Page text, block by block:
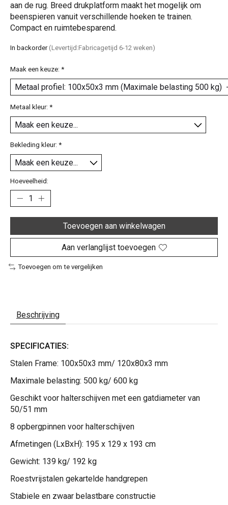
aan de rug. Breed drukplatform maakt het mogelijk om
beenspieren vanuit verschillende hoeken te trainen.
Compact en ruimtebesparend.
In backorder (Levertijd:Fabricagetijd 6-12 weken)
Maak een keuze: *
Metaal kleur: *
Bekleding kleur: *
Hoeveelheid:
Toevoegen aan winkelwagen
Aan verlanglijst toevoegen
Toevoegen om te vergelijken
Beschrijving
SPECIFICATIES:
Stalen Frame: 100x50x3 mm/ 120x80x3 mm
Maximale belasting: 500 kg/ 600 kg
Geschikt voor halterschijven met een gatdiameter van
50/51 mm
8 opbergpinnen voor halterschijven
Afmetingen (LxBxH): 195 x 129 x 193 cm
Gewicht: 139 kg/ 192 kg
Roestvrijstalen gekartelde handgrepen
Stabiele en zwaar belastbare constructie